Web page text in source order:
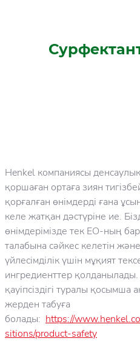
Henkel компаниясы
қоршаған ортаға зиян
қорғалған өнімдерді ғана
келе жатқан дәстүріне ие.
өнімдерімізде тек ЕО-ның
талабына сәйкес келетін
үйлесімділік үшін мұқият
ингредиенттер қолданылады.
қауіпсіздігі туралы қосымша
жерден табуға
болады: https://
sitions/product-safety